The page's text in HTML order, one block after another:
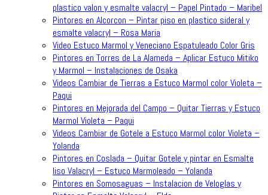
plastico valon y esmalte valacryl – Papel Pintado – Maribel
Pintores en Alcorcon – Pintar piso en plastico sideral y
esmalte valacryl – Rosa Maria
Video Estuco Marmol y Veneciano Espatuleado Color Gris
Pintores en Torres de La Alameda – Aplicar Estuco Mitiko
y Marmol – Instalaciones de Osaka
Videos Cambiar de Tierras a Estuco Marmol color Violeta –
Paqui
Pintores en Mejorada del Campo – Quitar Tierras y Estuco
Marmol Violeta – Paqui
Videos Cambiar de Gotele a Estuco Marmol color Violeta –
Yolanda
Pintores en Coslada – Quitar Gotele y pintar en Esmalte
liso Valacryl – Estuco Marmoleado – Yolanda
Pintores en Somosaguas – Instalacion de Veloglas y